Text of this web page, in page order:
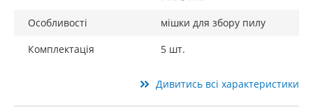
Особливості
мішки для збору пилу
Комплектація
5 шт.
Дивитись всі характеристики